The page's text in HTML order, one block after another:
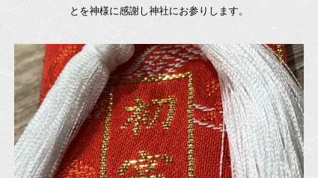
とを神様に感謝し神社にお参りします。